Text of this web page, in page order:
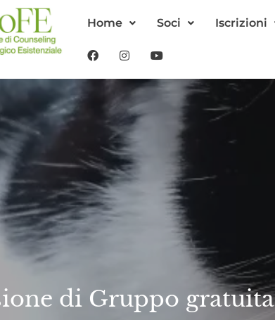
Home Soci Iscrizioni
di Gruppo gratuita